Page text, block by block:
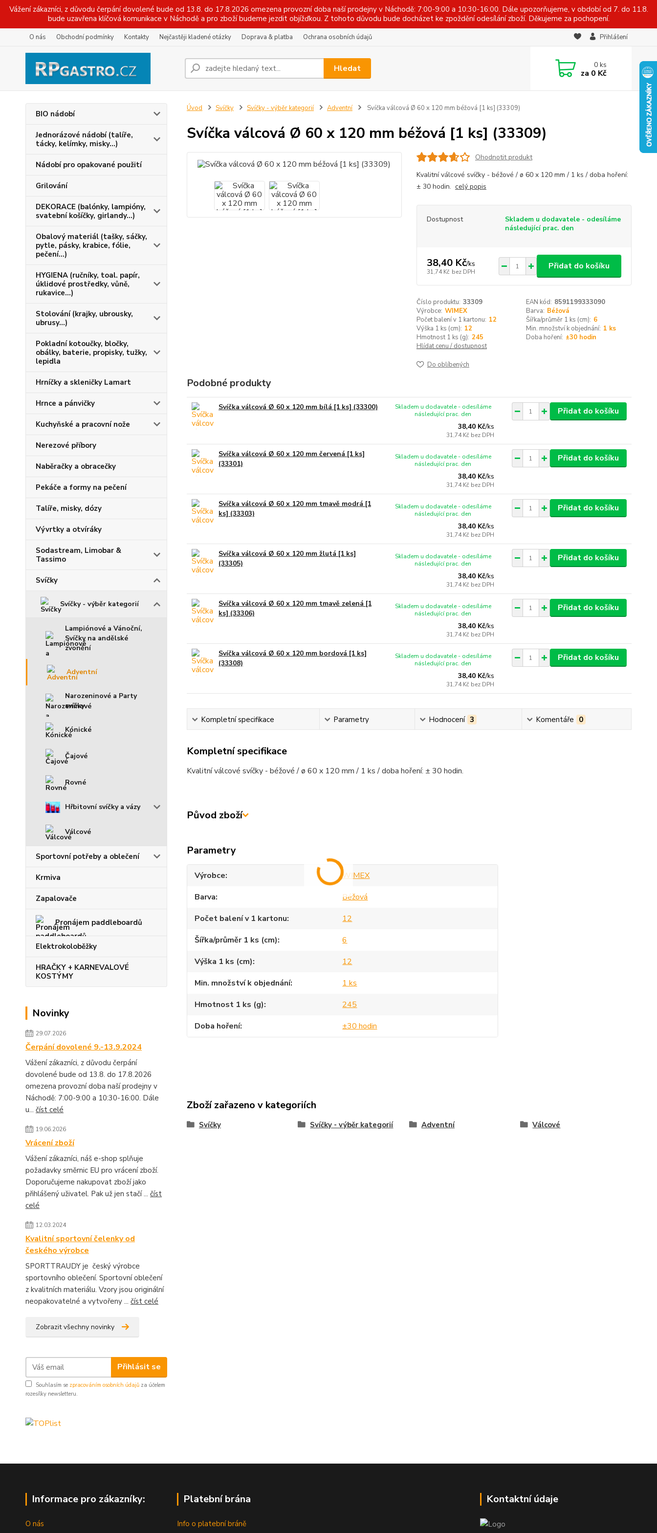
Vážení zákazníci, z důvodu čerpání dovolené bude od 13.8. do 17.8.2026 omezena provozní doba naší prodejny v Náchodě: 7:00-9:00 a 10:30-16:00. Dále upozorňujeme, v období od 7. do 11.8.
bude uzavřena klíčová komunikace v Náchodě a pro zboží budeme jezdit objížďkou. Z tohoto důvodu bude docházet ke zpoždění odesílání zboží. Děkujeme za pochopení.
O nás Obchodní podmínky Kontakty Nejčastěji kladené otázky Doprava & platba Ochrana osobních údajů Přihlášení
Hledat 0ks
za 0 Kč
BIO nádobí
Jednorázové nádobí (talíře,
tácky, kelímky, misky...)
Nádobí pro opakované použití
Grilování
DEKORACE (balónky, lampióny,
svatební košíčky, girlandy...)
Obalový materiál (tašky, sáčky,
pytle, pásky, krabice, fólie,
pečení...)
HYGIENA (ručníky, toal. papír,
úklidové prostředky, vůně,
rukavice...)
Stolování (krajky, ubrousky,
ubrusy...)
Pokladní kotoučky, bločky,
obálky, baterie, propisky, tužky,
lepidla
Hrníčky a skleničky Lamart
Hrnce a pánvičky
Kuchyňské a pracovní nože
Nerezové příbory
Naběračky a obracečky
Pekáče a formy na pečení
Talíře, misky, dózy
Vývrtky a otvíráky
Sodastream, Limobar &
Tassimo
Svíčky
Svíčky - výběr kategorií
Lampiónové a Vánoční,
Svíčky na andělské
zvonění
Adventní
Narozeninové a Party
svíčky
Kónické
Čajové
Rovné
Hřbitovní svíčky a vázy
Válcové
Sportovní potřeby a oblečení
Krmiva
Zapalovače
Pronájem paddleboardů
Elektrokoloběžky
HRAČKY + KARNEVALOVÉ
KOSTÝMY
Novinky
29.07.2026
Čerpání dovolené 9.-13.9.2024
Vážení zákazníci, z důvodu čerpání
dovolené bude od 13.8. do 17.8.2026
omezena provozní doba naší prodejny v
Náchodě: 7:00-9:00 a 10:30-16:00. Dále
u... číst celé
19.06.2026
Vrácení zboží
Vážení zákazníci, náš e-shop splňuje
požadavky směrnic EU pro vrácení zboží.
Doporučujeme nakupovat zboží jako
přihlášený uživatel. Pak už jen stačí ... číst
celé
12.03.2024
Kvalitní sportovní čelenky od
českého výrobce
SPORTTRAUDY je český výrobce
sportovního oblečení. Sportovní oblečení
z kvalitních materiálu. Vzory jsou originální
neopakovatelné a vytvořeny ... číst celé
Zobrazit všechny novinky
Přihlásit se
Souhlasím se zpracováním osobních údajů za účelem
rozesílky newsletteru.
Úvod Svíčky Svíčky - výběr kategorií Adventní Svíčka válcová Ø 60 x 120 mm béžová [1 ks] (33309)
Svíčka válcová Ø 60 x 120 mm béžová [1 ks] (33309)
Ohodnotit produkt
Kvalitní válcové svíčky - béžové / ø 60 x 120 mm / 1 ks / doba hoření:
± 30 hodin. celý popis
Dostupnost
Skladem u dodavatele - odesíláme
následující prac. den
38,40 Kč/ks
31,74 Kč bez DPH
Přidat do košíku
Číslo produktu: 33309 EAN kód: 8591199333090
Výrobce: WIMEX Barva: Béžová
Počet balení v 1 kartonu: 12 Šířka/průměr 1 ks (cm): 6
Výška 1 ks (cm): 12 Min. množství k objednání: 1 ks
Hmotnost 1 ks (g): 245 Doba hoření: ±30 hodin
Hlídat cenu / dostupnost
Do oblíbených
Podobné produkty
Svíčka válcová Ø 60 x 120 mm bílá [1 ks] (33300)
38,40 Kč/ks
31,74 Kč bez DPH
Skladem u dodavatele - odesíláme
následující prac. den
Přidat do košíku
Svíčka válcová Ø 60 x 120 mm červená [1 ks]
(33301)
38,40 Kč/ks
31,74 Kč bez DPH
Skladem u dodavatele - odesíláme
následující prac. den
Přidat do košíku
Svíčka válcová Ø 60 x 120 mm tmavě modrá [1
ks] (33303)
38,40 Kč/ks
31,74 Kč bez DPH
Skladem u dodavatele - odesíláme
následující prac. den
Přidat do košíku
Svíčka válcová Ø 60 x 120 mm žlutá [1 ks]
(33305)
38,40 Kč/ks
31,74 Kč bez DPH
Skladem u dodavatele - odesíláme
následující prac. den
Přidat do košíku
Svíčka válcová Ø 60 x 120 mm tmavě zelená [1
ks] (33306)
38,40 Kč/ks
31,74 Kč bez DPH
Skladem u dodavatele - odesíláme
následující prac. den
Přidat do košíku
Svíčka válcová Ø 60 x 120 mm bordová [1 ks]
(33308)
38,40 Kč/ks
31,74 Kč bez DPH
Skladem u dodavatele - odesíláme
následující prac. den
Přidat do košíku
Kompletní specifikace Parametry Hodnocení 3 Komentáře 0
Kompletní specifikace
Kvalitní válcové svíčky - béžové / ø 60 x 120 mm / 1 ks / doba hoření: ± 30 hodin.
Původ zboží
Parametry
Výrobce
WIMEX
Barva
Béžová
Počet balení v 1 kartonu
12
Šířka/průměr 1 ks (cm)
6
Výška 1 ks (cm)
12
Min. množství k objednání
1 ks
Hmotnost 1 ks (g)
245
Doba hoření
±30 hodin
Zboží zařazeno v kategoriích
Svíčky Svíčky - výběr kategorií Adventní Válcové
Informace pro zákazníky:
O nás
Platební brána
Info o platební bráně
Kontaktní údaje